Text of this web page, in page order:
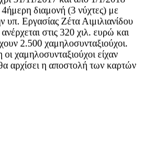
διαμονή (3 νύχτες) με
Εργασίας Ζέτα Αιμιλιανίδου
στις 320 χιλ. ευρώ και
2.500 χαμηλοσυνταξιούχοι.
χαμηλοσυνταξιούχοι είχαν
αρχίσει η αποστολή των καρτών